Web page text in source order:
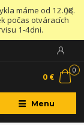
máme od 12.08.
počas otváracích
1-4dni.
Menu
0
0 €